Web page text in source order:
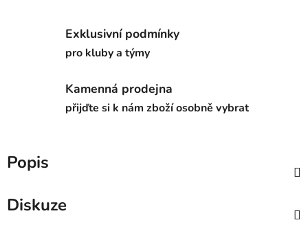
Exklusivní podmínky
pro kluby a týmy
Kamenná prodejna
přijďte si k nám zboží osobně vybrat
Popis
Diskuze